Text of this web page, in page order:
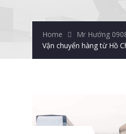
Home
Mr Hướng
Vận chuyển hàng từ Hồ